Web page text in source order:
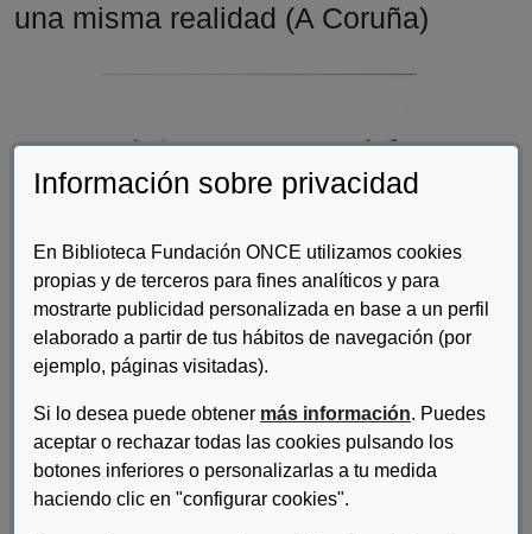
Información sobre privacidad
En Biblioteca Fundación ONCE utilizamos cookies
propias y de terceros para fines analíticos y para
mostrarte publicidad personalizada en base a un perfil
elaborado a partir de tus hábitos de navegación (por
ejemplo, páginas visitadas).
Si lo desea puede obtener más información. Puedes
aceptar o rechazar todas las cookies pulsando los
botones inferiores o personalizarlas a tu medida
haciendo clic en "configurar cookies".
una misma realidad (A Coruña)